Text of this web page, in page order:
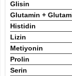
Glisin
Glutamin +
Histidin
Lizin
Metiyonin
Prolin
Serin